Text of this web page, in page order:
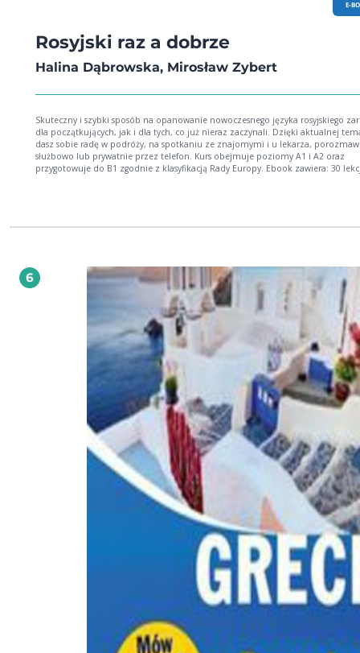
E-
Rosyjski raz a dobrze
Halina Dąbrowska, Mirosław Zybert
Skuteczny i szybki sposób na opanowanie nowoczesnego języka rosyjskiego
dla początkujących, jak i dla tych, co już nieraz zaczynali. Dzięki aktualnej tematyce
dasz sobie radę w podróży, na spotkaniu ze znajomymi i u lekarza,
służbowo lub prywatnie przez telefon. Kurs obejmuje poziomy A1 i A2 oraz
przygotowuje do B1 zgodnie z klasyfikacją Rady Europy. Ebook zawiera: 30 lekcji, w
6